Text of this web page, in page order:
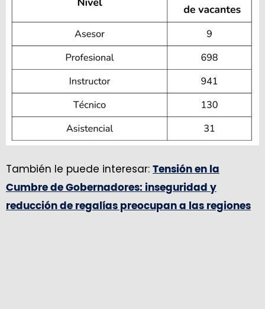
También le puede interesar: Tensión en la
Cumbre de Gobernadores: inseguridad y
reducción de regalías preocupan a las regiones